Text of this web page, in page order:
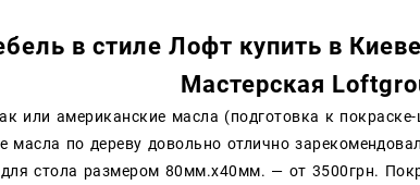
в стиле Лофт купить в
Мастерская
или американские масла (подготовка к
масла по дереву довольно отлично
для стола размером 80мм.х40мм. — от 3500грн.